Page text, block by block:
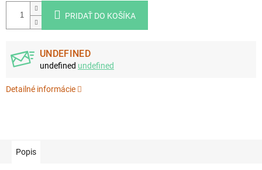
PRIDAŤ DO KOŠÍKA
UNDEFINED
undefined undefined
Detailné informácie
Popis